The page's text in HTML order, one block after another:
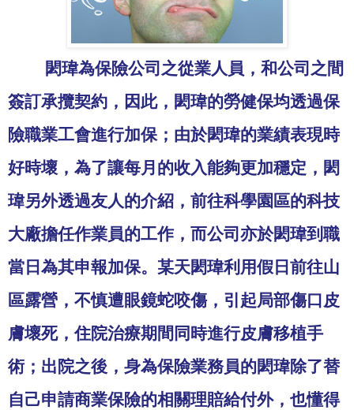
閎瑋為保險公司之從業人員，和公司之間
簽訂承攬契約，因此，閎瑋的勞健保均透過保
險職業工會進行加保；由於閎瑋的業績表現時
好時壞，為了讓每月的收入能夠更加穩定，閎
瑋另外透過友人的介紹，前往科學園區的科技
大廠擔任作業員的工作，而公司亦於閎瑋到職
當日為其申報加保。某天閎瑋利用假日前往山
區露營，不慎遭眼鏡蛇咬傷，引起局部傷口皮
膚壞死，住院治療期間同時進行皮膚移植手
術；出院之後，身為保險業務員的閎瑋除了替
自己申請商業保險的相關理賠給付外，也懂得